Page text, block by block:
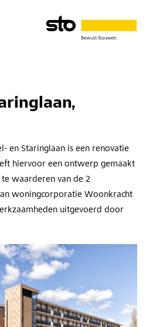
en Staringlaan is een renovatie
hiervoor een ontwerp gemaakt
waarderen van de 2
woningcorporatie Woonkracht
uitgevoerd door